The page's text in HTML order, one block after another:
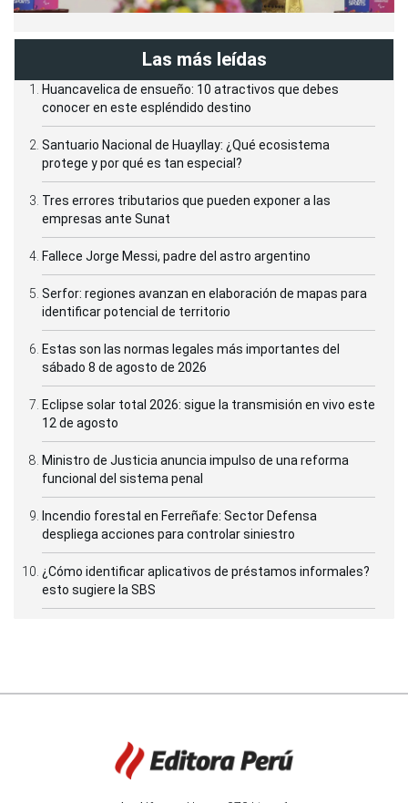
Las más leídas
Huancavelica de ensueño: 10 atractivos que debes
conocer en este espléndido destino
Santuario Nacional de Huayllay: ¿Qué ecosistema
protege y por qué es tan especial?
Tres errores tributarios que pueden exponer a las
empresas ante Sunat
Fallece Jorge Messi, padre del astro argentino
Serfor: regiones avanzan en elaboración de mapas para
identificar potencial de territorio
Estas son las normas legales más importantes del
sábado 8 de agosto de 2026
Eclipse solar total 2026: sigue la transmisión en vivo este
12 de agosto
Ministro de Justicia anuncia impulso de una reforma
funcional del sistema penal
Incendio forestal en Ferreñafe: Sector Defensa
despliega acciones para controlar siniestro
¿Cómo identificar aplicativos de préstamos informales?
esto sugiere la SBS